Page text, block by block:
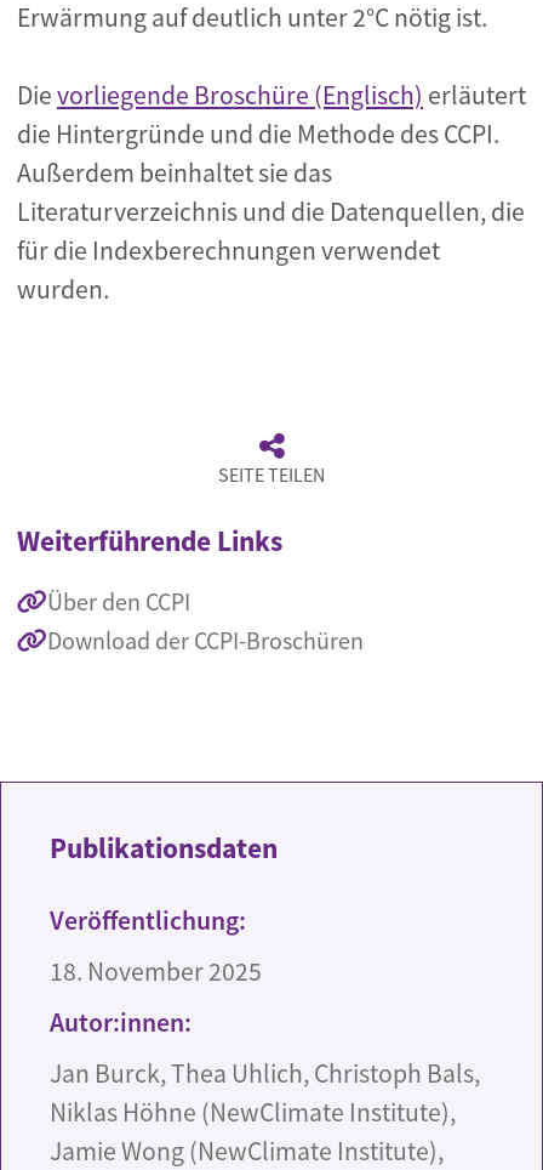
Erwärmung auf deutlich unter 2°C nötig ist.
Dievorliegende Broschüre (Englisch) erläutert
die Hintergründe und die Methode des CCPI.
Außerdem beinhaltet sie das
Literaturverzeichnis und die Datenquellen, die
für die Indexberechnungen verwendet
wurden.
SEITE TEILEN
Weiterführende Links
Über den CCPI
Download der CCPI-Broschüren
Publikationsdaten
Veröffentlichung:
18. November 2025
Autor:innen:
Jan Burck, Thea Uhlich, Christoph Bals,
Niklas Höhne (NewClimate Institute),
Jamie Wong (NewClimate Institute),